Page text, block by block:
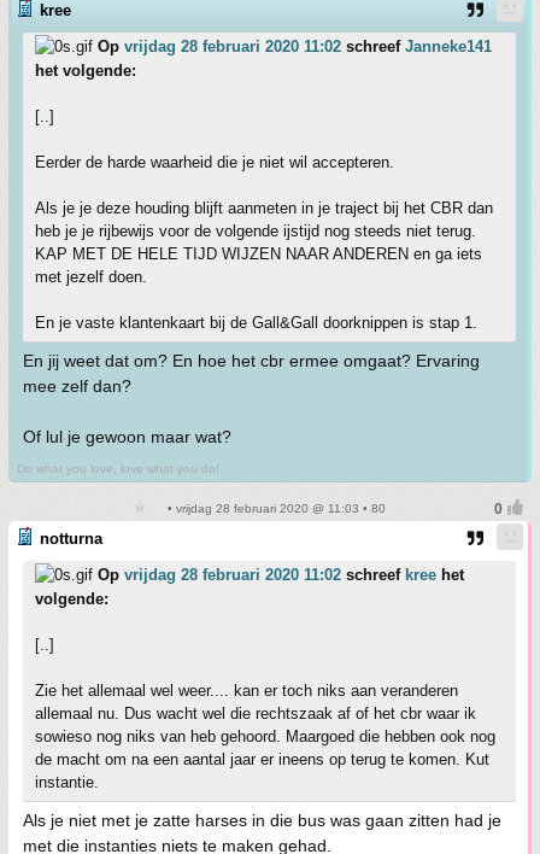
kree
Op vrijdag 28 februari 2020 11:02 schreef Janneke141
het volgende:
[..]
Eerder de harde waarheid die je niet wil accepteren.
Als je je deze houding blijft aanmeten in je traject bij het CBR dan
heb je je rijbewijs voor de volgende ijstijd nog steeds niet terug.
KAP MET DE HELE TIJD WIJZEN NAAR ANDEREN en ga iets
met jezelf doen.
En je vaste klantenkaart bij de Gall&Gall doorknippen is stap 1.
En jij weet dat om? En hoe het cbr ermee omgaat? Ervaring
mee zelf dan?
Of lul je gewoon maar wat?
Do what you love, love what you do!
• vrijdag 28 februari 2020 @ 11:03 • 80
notturna
Op vrijdag 28 februari 2020 11:02 schreef kree het
volgende:
[..]
Zie het allemaal wel weer.... kan er toch niks aan veranderen
allemaal nu. Dus wacht wel die rechtszaak af of het cbr waar ik
sowieso nog niks van heb gehoord. Maargoed die hebben ook nog
de macht om na een aantal jaar er ineens op terug te komen. Kut
instantie.
Als je niet met je zatte harses in die bus was gaan zitten had je
met die instanties niets te maken gehad.